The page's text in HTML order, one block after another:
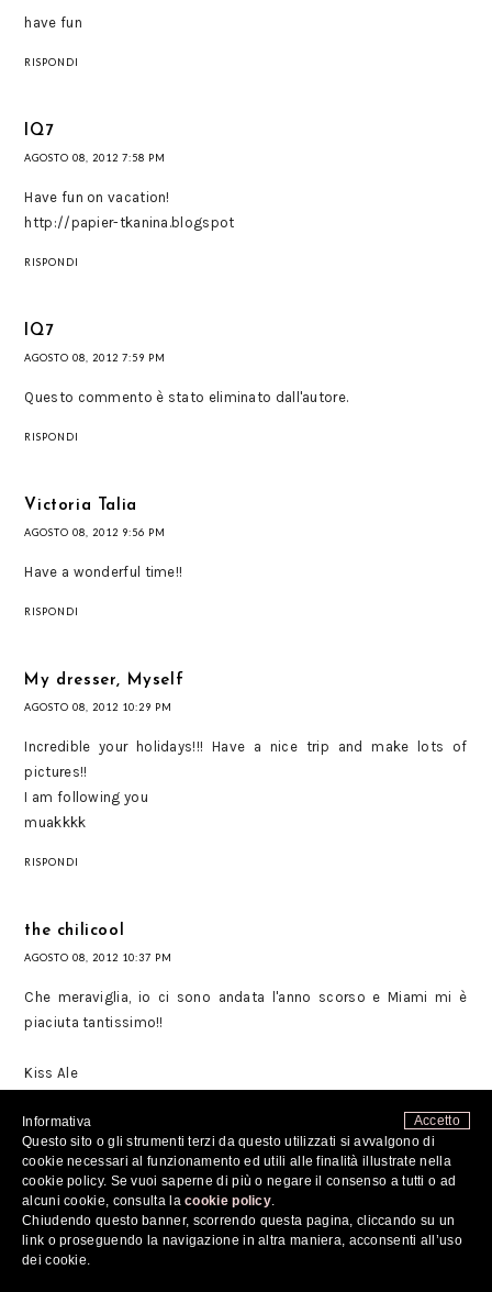
have fun
RISPONDI
IQ7
AGOSTO 08, 2012 7:58 PM
Have fun on vacation!
http://papier-tkanina.blogspot
RISPONDI
IQ7
AGOSTO 08, 2012 7:59 PM
Questo commento è stato eliminato dall'autore.
RISPONDI
Victoria Talia
AGOSTO 08, 2012 9:56 PM
Have a wonderful time!!
RISPONDI
My dresser, Myself
AGOSTO 08, 2012 10:29 PM
Incredible your holidays!!! Have a nice trip and make lots of
pictures!!
I am following you
muakkkk
RISPONDI
the chilicool
AGOSTO 08, 2012 10:37 PM
Che meraviglia, io ci sono andata l'anno scorso e Miami mi è
piaciuta tantissimo!!
Kiss Ale
THE CHILI COOL
FACEBOOK
RISPONDI
Accetto
Informativa
Questo sito o gli strumenti terzi da questo utilizzati si avvalgono di
cookie necessari al funzionamento ed utili alle finalità illustrate nella
cookie policy. Se vuoi saperne di più o negare il consenso a tutti o ad
alcuni cookie, consulta lacookie policy.
Chiudendo questo banner, scorrendo questa pagina, cliccando su un
link o proseguendo la navigazione in altra maniera, acconsenti all’uso
dei cookie.